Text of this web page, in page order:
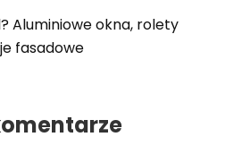
Aluminiowe okna, rolety
fasadowe